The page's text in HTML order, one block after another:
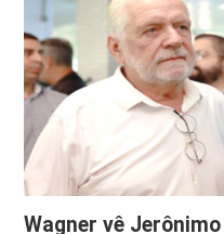
Wagner vê